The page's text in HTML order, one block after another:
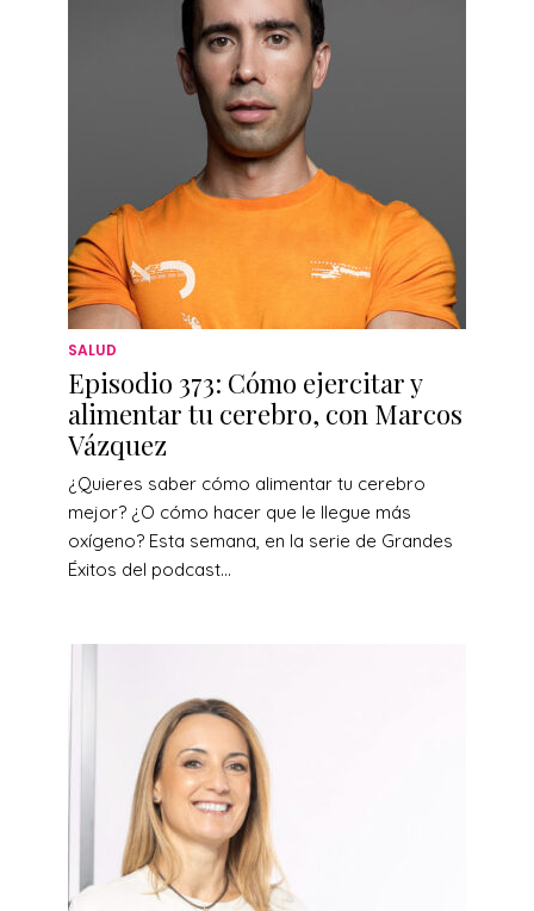
SALUD
Episodio 373: Cómo ejercitar y
alimentar tu cerebro, con Marcos
Vázquez
¿Quieres saber cómo alimentar tu cerebro
mejor? ¿O cómo hacer que le llegue más
oxígeno? Esta semana, en la serie de Grandes
Éxitos del podcast...